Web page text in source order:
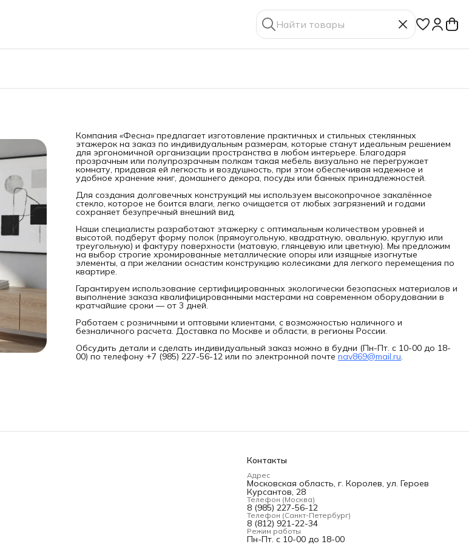
Компания «Фесна» предлагает изготовление практичных и стильных стеклянных
этажерок на заказ по индивидуальным размерам, которые станут идеальным решением
для эргономичной организации пространства в любом интерьере. Благодаря
прозрачным или полупрозрачным полкам такая мебель визуально не перегружает
комнату, придавая ей легкость и воздушность, при этом обеспечивая надежное и
удобное хранение книг, домашнего декора, посуды или банных принадлежностей.
Для создания долговечных конструкций мы используем высокопрочное закалённое
стекло, которое не боится влаги, легко очищается от любых загрязнений и годами
сохраняет безупречный внешний вид.
Наши специалисты разработают этажерку с оптимальным количеством уровней и
высотой, подберут форму полок (прямоугольную, квадратную, овальную, круглую или
треугольную) и фактуру поверхности (матовую, глянцевую или цветную). Мы предложим
на выбор строгие хромированные металлические опоры или изящные изогнутые
элементы, а при желании оснастим конструкцию колесиками для легкого перемещения по
квартире.
Гарантируем использование сертифицированных экологически безопасных материалов и
выполнение заказа квалифицированными мастерами на современном оборудовании в
кратчайшие сроки — от 3 дней.
Работаем с розничными и оптовыми клиентами, с возможностью наличного и
безналичного расчета. Доставка по Москве и области, в регионы России.
Обсудить детали и сделать индивидуальный заказ можно в будни (Пн-Пт. с 10-00 до 18-
00) по телефону +7 (985) 227-56-12 или по электронной почтеnav869@mail.ru.
Контакты
Адрес
Московская область, г. Королев, ул. Героев
Курсантов, 28
Телефон (Москва)
8 (985) 227-56-12
Телефон (Санкт-Петербург)
8 (812) 921-22-34
Режим работы
Пн-Пт. с 10-00 до 18-00